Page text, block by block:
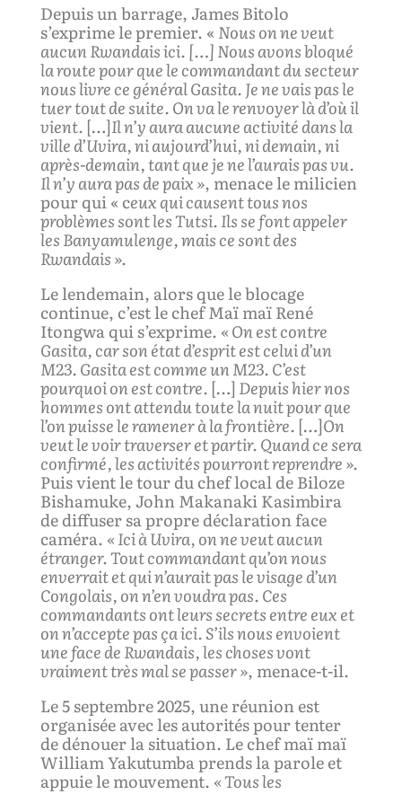
Depuis un barrage, James Bitolo
s’exprime le premier. « Nous on ne veut
aucun Rwandaisici.[…]Nous avonsbloqué
la route pour que le commandantdusecteur
nous livre ce généralGasita. Je ne vais pas le
tuer tout de suite. On va le renvoyer là d’où il
vient. […]Il n’y aura aucune activitédans la
ville d’Uvira, ni aujourd’hui, ni demain, ni
après-demain, tant que je ne l’aurais pas vu.
Il n’y aura pas de paix », menace le milicien
pour qui « ceux qui causent tous nos
problèmes sont les Tutsi. Ils se font appeler
les Banyamulenge, mais ce sont des
Rwandais ».
Le lendemain, alors que le blocage
continue, c’est le chef Maï maï René
Itongwa qui s’exprime. « On est contre
Gasita, car son état d’esprit est celui d’un
M23. Gasita estcommeun M23. C’est
pourquoi on est contre. […] Depuis hier nos
hommes ont attendu toute la nuit pour que
l’on puisse le ramener à la frontière. […]On
veut le voir traverser et partir. Quand ce sera
confirmé, les activités pourront reprendre ».
Puis vient le tour du chef local de Biloze
Bishamuke, John Makanaki Kasimbira
de diffuser sa propre déclaration face
caméra. « Ici à Uvira, on ne veut aucun
étranger. Tout commandant qu’on nous
enverrait et qui n’aurait pas le visage d’un
Congolais, on n’en voudra pas.Ces
commandants ont leurs secrets entre euxet
on n’accepte pas ça ici. S’ils nous envoient
une face de Rwandais, les choses vont
vraiment très mal se passer », menace-t-il.
Le 5 septembre 2025, une réunion est
organisée avec les autorités pour tenter
de dénouer la situation. Le chef maï maï
William Yakutumba prends la parole et
appuie le mouvement. « Tous les